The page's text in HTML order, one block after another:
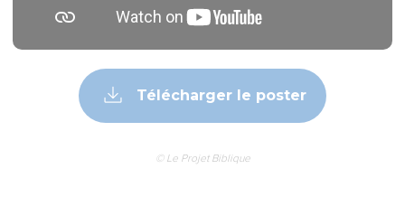
Télécharger le poster
© Le Projet Biblique